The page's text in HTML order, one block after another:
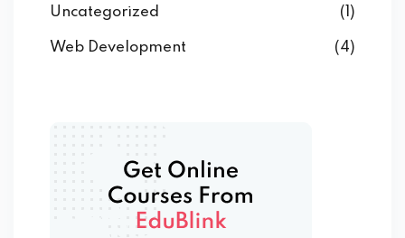
Uncategorized (1)
Web Development (4)